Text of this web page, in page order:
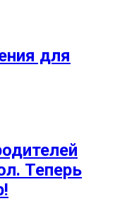
для
Теперь